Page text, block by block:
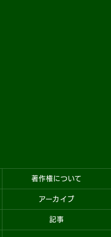
著作権について
アーカイブ
記事